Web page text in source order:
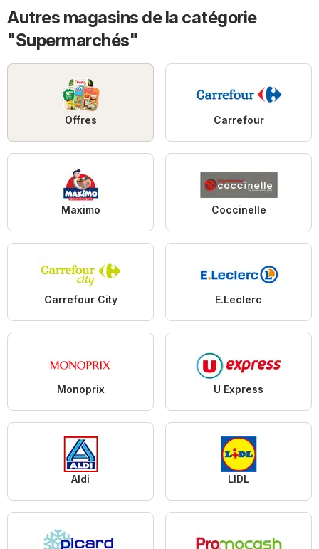
Autres magasins de la catégorie
"Supermarchés"
Offres Carrefour
Maximo Coccinelle
Carrefour City E.Leclerc
Monoprix U Express
Aldi LIDL